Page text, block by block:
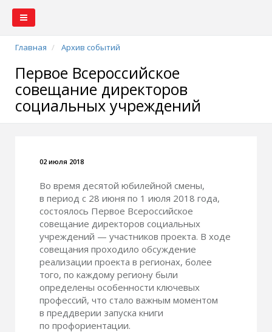
Главная Архив событий
Первое Всероссийское
совещание директоров
социальных учреждений
02 июля 2018
Во время десятой юбилейной смены,
в период с 28 июня по 1 июля 2018 года,
состоялось Первое Всероссийское
совещание директоров социальных
учреждений — участников проекта. В ходе
совещания проходило обсуждение
реализации проекта в регионах, более
того, по каждому региону были
определены особенности ключевых
профессий, что стало важным моментом
в преддверии запуска книги
по профориентации.